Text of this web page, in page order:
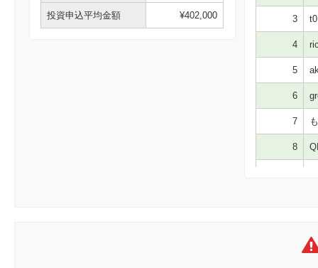
3
4
5
6
7
8
投資申込平均金額 ¥402,000